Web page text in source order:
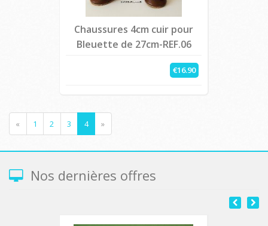
Chaussures 4cm cuir pour
Bleuette de 27cm-REF.06
€16.90
« 1 2 3 4 »
Nos dernières offres